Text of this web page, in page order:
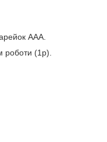
ААА.
роботи (1р).